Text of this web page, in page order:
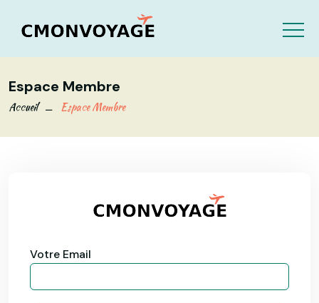
Espace Membre
Accueil Espace Membre
Votre Email